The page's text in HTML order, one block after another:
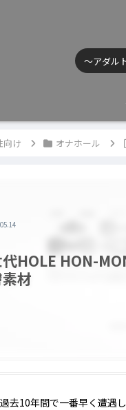
〜アダル
向け オナホール
HOLE HON-
材
去10年間で一番早く遭遇